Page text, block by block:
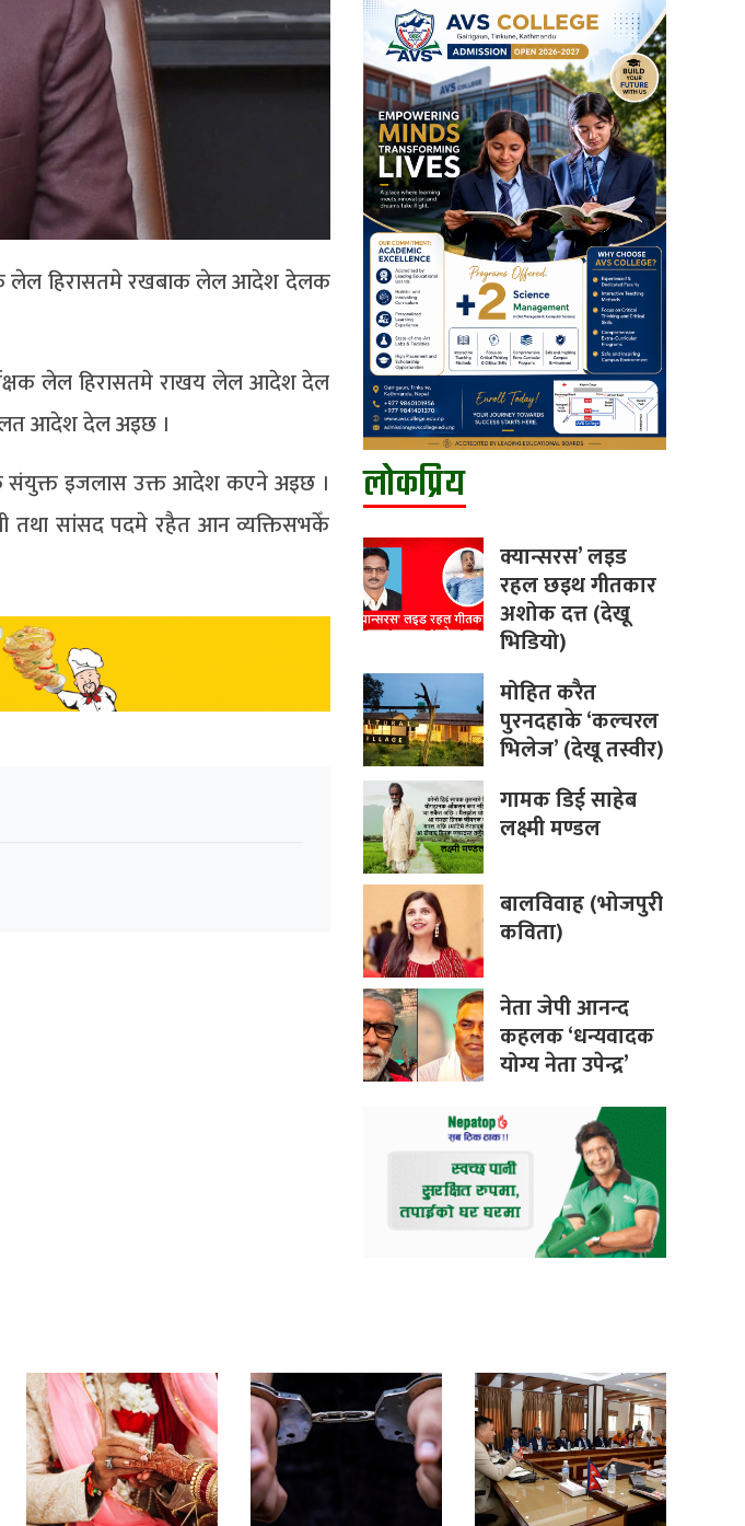
लेल हिरासतमे रखबाक लेल आदेश देलक
लेल हिरासतमे राखय लेल आदेश देल
आदेश देल अइछ ।
क संयुक्त इजलास उक्त आदेश कएने अइछ ।
तथा सांसद पदमे रहैत आन व्यक्तिसभकेँ
लोकप्रिय
क्यान्सरस’ लइड
रहल छइथ गीतकार
अशोक दत्त (देखू
भिडियो)
मोहित करैत
पुरनदहाके ‘कल्चरल
भिलेज’ (देखू तस्वीर)
गामक डिई साहेब
लक्ष्मी मण्डल
बालविवाह (भोजपुरी
कविता)
नेता जेपी आनन्द
कहलक ‘धन्यवादक
योग्य नेता उपेन्द्र’